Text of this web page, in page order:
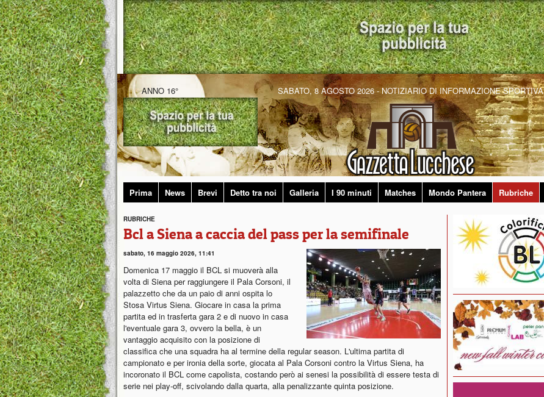
ANNO 16° SABATO, 8 AGOSTO 2026 - NOTIZIARIO DI INFORMAZIONE SPORTIVA
Prima News Brevi Detto tra noi Galleria I 90 minuti Matches Mondo Pantera Rubriche
RUBRICHE
Bcl a Siena a caccia del pass per la semifinale
sabato, 16 maggio 2026, 11:41
Domenica 17 maggio il BCL si muoverà alla
volta di Siena per raggiungere il Pala Corsoni, il
palazzetto che da un paio di anni ospita lo
Stosa Virtus Siena. Giocare in casa la prima
partita ed in trasferta gara 2 e di nuovo in casa
l'eventuale gara 3, ovvero la bella, è un
vantaggio acquisito con la posizione di
classifica che una squadra ha al termine della regular season. L'ultima partita di
campionato e per ironia della sorte, giocata al Pala Corsoni contro la Virtus Siena, ha
incoronato il BCL come capolista, costando però ai senesi la possibilità di essere testa di
serie nei play-off, scivolando dalla quarta, alla penalizzante quinta posizione.